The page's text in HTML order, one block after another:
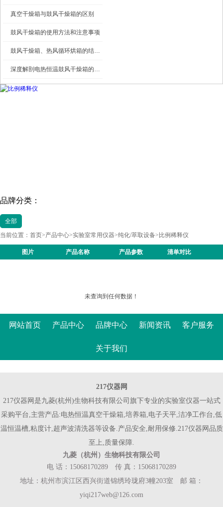
真空干燥箱与鼓风干燥箱的区别
鼓风干燥箱的使用方法和注意事项
鼓风干燥箱、热风循环烘箱的结构图及工作原理
深度解剖电热恒温鼓风干燥箱的内部结构
品牌分类：
全部
当前位置： 首页>产品中心>实验室常用仪器>纯化/萃取设备> 比例稀释仪
图片 产品名称 产品参数 清单对比
未查询到任何数据！
网站首页 产品中心 品牌中心 新闻资讯 客户服务
关于我们
217仪器网
217仪器网是九菱(杭州)生物科技有限公司旗下专业的实验室仪器一站式
采购平台,主营产品:电热恒温真空干燥箱,培养箱,电子天平,洁净工作台,低
温恒温槽,粘度计,超声波清洗器等设备.产品安全,耐用保修.217仪器网品质
至上,质量保障.
九菱（杭州）生物科技有限公司
电 话：15068170289 传 真：15068170289
地址：杭州市滨江区西兴街道锦绣玲珑府3幢203室 邮 箱：
yiqi217web@126.com